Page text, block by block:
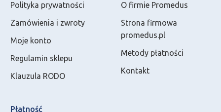
Polityka prywatności
Zamówienia i zwroty
Moje konto
Regulamin sklepu
Klauzula RODO
O firmie Promedus
Strona firmowa
promedus.pl
Metody płatności
Kontakt
Płatność